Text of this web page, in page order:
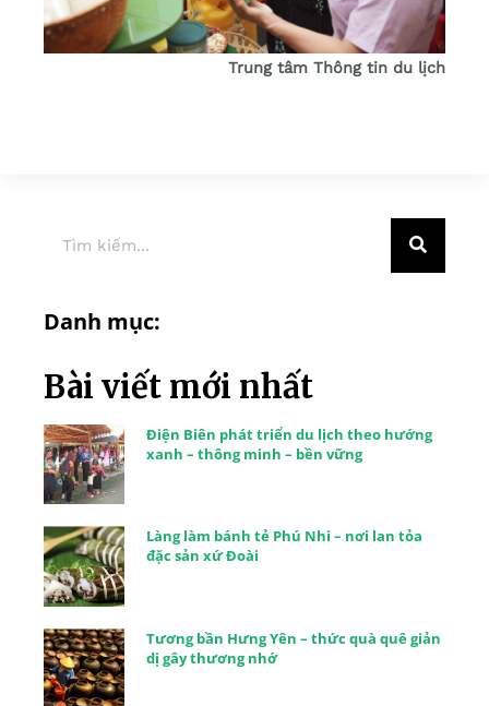
Trung tâm Thông tin du lịch
Danh mục:
Bài viết mới nhất
Điện Biên phát triển du lịch theo hướng
xanh – thông minh – bền vững
Làng làm bánh tẻ Phú Nhi – nơi lan tỏa
đặc sản xứ Đoài
Tương bần Hưng Yên – thức quà quê giản
dị gây thương nhớ